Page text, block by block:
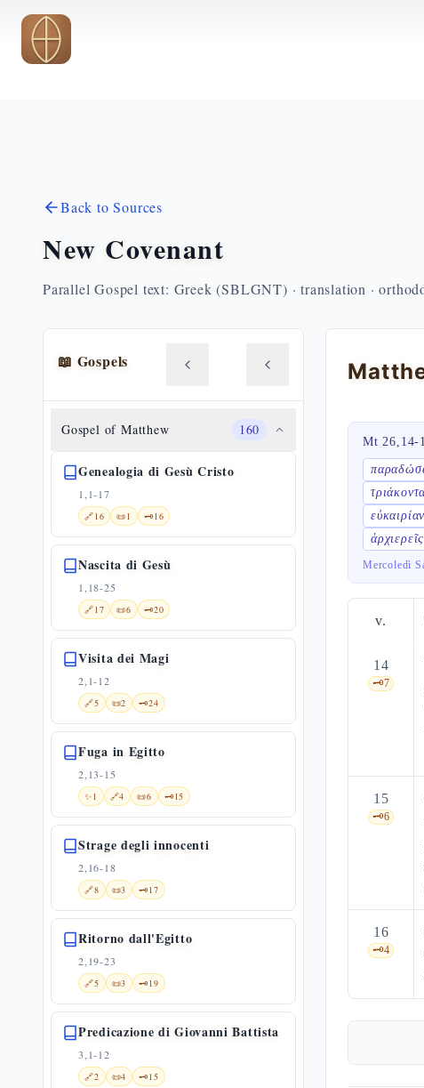
Skip to main content
Back to Sources
New Covenant
Parallel Gospel text: Greek (SBLGNT) · translation ·
📖 Gospels
Gospel of Matthew 160
Genealogia di Gesù Cristo
1,1-17
🔗16 📜1 🗝️16
Nascita di Gesù
1,18-25
🔗17 📜6 🗝️20
Visita dei Magi
2,1-12
🔗5 📜2 🗝️24
Fuga in Egitto
2,13-15
✨1 🔗4 📜6 🗝️15
Strage degli innocenti
2,16-18
🔗8 📜3 🗝️17
Ritorno dall'Egitto
2,19-23
🔗5 📜3 🗝️19
Predicazione di Giovanni Battista
3,1-12
🔗2 📜4 🗝️15
Mt 26,14-
ἀρχιερεῖς
Mercoledì
v.
14
🗝️7
15
🗝️6
16
🗝️4